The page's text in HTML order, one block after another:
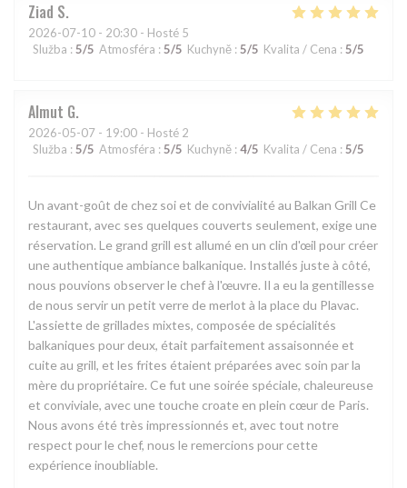
Ziad S
2026-07-10 - 20:30 - Hosté 5
Služba : 5/5 Atmosféra : 5/5 Kuchyně : 5/5 Kvalita / Cena : 5/5
Almut G
2026-05-07 - 19:00 - Hosté 2
Služba : 5/5 Atmosféra : 5/5 Kuchyně : 4/5 Kvalita / Cena : 5/5
Un avant-goût de chez soi et de convivialité au Balkan Grill Ce
restaurant, avec ses quelques couverts seulement, exige une
réservation. Le grand grill est allumé en un clin d'œil pour créer
une authentique ambiance balkanique. Installés juste à côté,
nous pouvions observer le chef à l'œuvre. Il a eu la gentillesse
de nous servir un petit verre de merlot à la place du Plavac.
L'assiette de grillades mixtes, composée de spécialités
balkaniques pour deux, était parfaitement assaisonnée et
cuite au grill, et les frites étaient préparées avec soin par la
mère du propriétaire. Ce fut une soirée spéciale, chaleureuse
et conviviale, avec une touche croate en plein cœur de Paris.
Nous avons été très impressionnés et, avec tout notre
respect pour le chef, nous le remercions pour cette
expérience inoubliable.